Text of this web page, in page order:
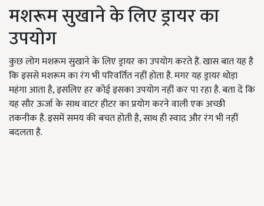
मशरूम सुखाने के लिए ड्रायर का
उपयोग
कुछ लोग मशरूम सुखाने के लिए ड्रायर का उपयोग करते हैं. खास बात यह है
कि इससे मशरूम का रंग भी परिवर्तित नहीं होता है. मगर यह ड्रायर थोड़ा
महंगा आता है, इसलिए हर कोई इसका उपयोग नहीं कर पा रहा है. बता दें कि
यह सौर ऊर्जा के साथ वाटर हीटर का प्रयोग करने वाली एक अच्छी
तकनीक है. इसमें समय की बचत होती है, साथ ही स्वाद और रंग भी नहीं
बदलता है.